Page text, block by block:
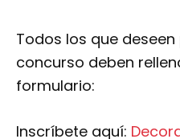
Todos los que
concurso deben
formulario:
Inscríbete aquí: